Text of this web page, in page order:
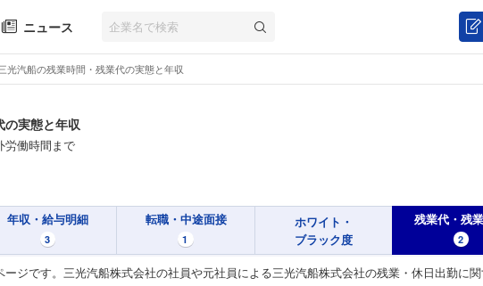
ニュース
光汽船の残業時間・残業代の実態と年収
の実態と年収
労働時間まで
年収・給与明細
3
転職・中途面接
1
ホワイト・
ブラック度
残業代・残
2
ジです。三光汽船株式会社の社員や元社員による三光汽船株式会社の残業・休日出勤に